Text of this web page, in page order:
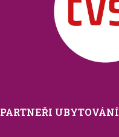
PARTNEŘI UBYTOVÁNÍ